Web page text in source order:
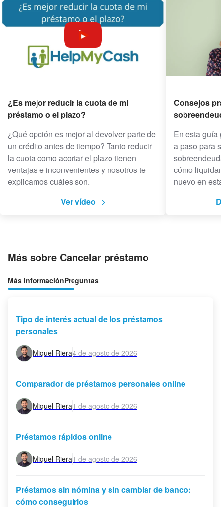
¿Es mejor reducir la cuota de mi
préstamo o el plazo?
¿Qué opción es mejor al devolver parte de
un crédito antes de tiempo? Tanto reducir
la cuota como acortar el plazo tienen
ventajas e inconvenientes y nosotros te
explicamos cuáles son.
Ver vídeo
Consejos
En esta guía
a paso para
cómo
nuevo en
Más sobre Cancelar préstamo
Más informaciónPreguntas
Tipo de interés actual de los préstamos
personales
Miquel Riera4 de agosto de 2026
Comparador de préstamos personales online
Miquel Riera1 de agosto de 2026
Préstamos rápidos online
Miquel Riera1 de agosto de 2026
Préstamos sin nómina y sin cambiar de banco:
cómo conseguirlos